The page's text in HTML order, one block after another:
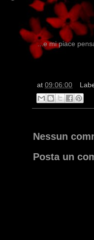
...e mi piace
at 09:06:00
Nessun
Posta un